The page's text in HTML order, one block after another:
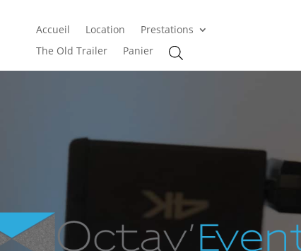
Accueil Location
Prestations
The Old Trailer
Panier